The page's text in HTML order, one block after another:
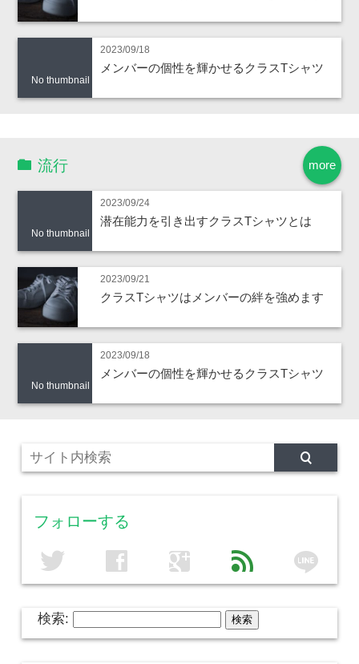
No thumbnail
2023/09/18
メンバーの個性を輝かせるクラスTシャツ
more
流行
No thumbnail
2023/09/24
潜在能力を引き出すクラスTシャツとは
2023/09/21
クラスTシャツはメンバーの絆を強めます
No thumbnail
2023/09/18
メンバーの個性を輝かせるクラスTシャツ
フォローする
twitter facebook google feed line
検索: